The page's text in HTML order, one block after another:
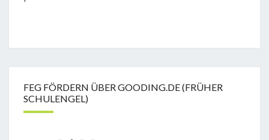
FEG FÖRDERN ÜBER GOODING.DE (FRÜHER
SCHULENGEL)